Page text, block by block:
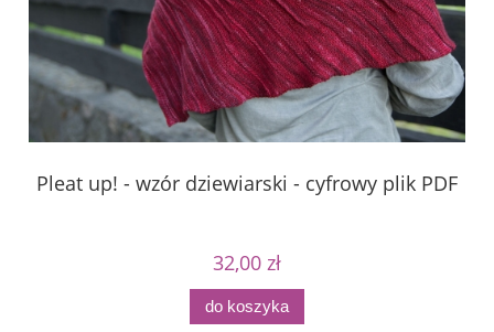
Pleat up! - wzór dziewiarski - cyfrowy plik PDF
32,00 zł
do koszyka